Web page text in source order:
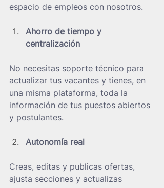
espacio de empleos con nosotros.
Ahorro de tiempo y
centralización
No necesitas soporte técnico para
actualizar tus vacantes y tienes, en
una misma plataforma, toda la
información de tus puestos abiertos
y postulantes.
Autonomía real
Creas, editas y publicas ofertas,
ajusta secciones y actualizas